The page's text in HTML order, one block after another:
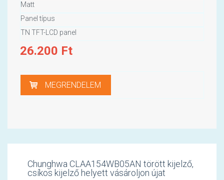
Matt
Panel típus
TN TFT-LCD panel
26.200 Ft
MEGRENDELEM
Chunghwa CLAA154WB05AN törött kijelző,
csíkos kijelző helyett vásároljon újat